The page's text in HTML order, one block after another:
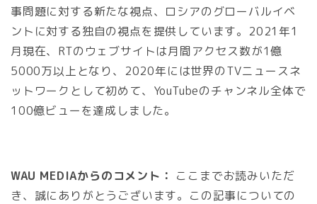
事問題に対する新たな視点、ロシアのグローバルイベ
ントに対する独自の視点を提供しています。2021年1
月現在、RTのウェブサイトは月間アクセス数が1億
5000万以上となり、2020年には世界のTVニュースネ
ットワークとして初めて、YouTubeのチャンネル全体で
100億ビューを達成しました。
WAU MEDIAからのコメント： ここまでお読みいただ
き、誠にありがとうございます。この記事についての